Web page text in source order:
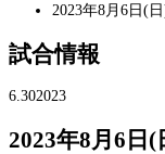
2023年8月6日(
試合情報
6.302023
2023年8月6日(